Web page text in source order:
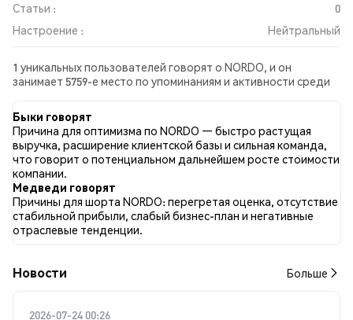
Статьи :
0
Настроение :
Нейтральный
1 уникальных пользователей говорят о NORDO, и он
занимает 5759-е место по упоминаниям и активности среди
отношении NORDO во всех социальных сетях было
Нейтральный. Всего было опубликовано 0 новостных статей
о NORDO. В Twitter 0.00% твитов имели бычий настрой по
сравнению с 0.00% твитов с медвежьим настроем по NORDO.
100.00% твитов были нейтральными по отношению к NORDO.
Эти данные основаны на 1 твитах.
Быки говорят
Причина для оптимизма по NORDO — быстро растущая
выручка, расширение клиентской базы и сильная команда,
что говорит о потенциальном дальнейшем росте стоимости
компании.
Медведи говорят
Причины для шорта NORDO: перегретая оценка, отсутствие
стабильной прибыли, слабый бизнес-план и негативные
отраслевые тенденции.
Новости Больше
2026-07-24 00:26